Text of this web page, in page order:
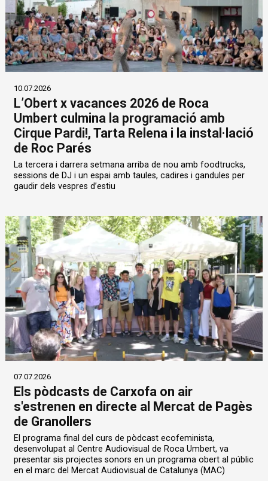
10.07.2026
L’Obert x vacances 2026 de Roca
Umbert culmina la programació amb
Cirque Pardi!, Tarta Relena i la instal·lació
de Roc Parés
La tercera i darrera setmana arriba de nou amb foodtrucks,
sessions de DJ i un espai amb taules, cadires i gandules per
gaudir dels vespres d’estiu
07.07.2026
Els pòdcasts de Carxofa on air
s'estrenen en directe al Mercat de Pagès
de Granollers
El programa final del curs de pòdcast ecofeminista,
desenvolupat al Centre Audiovisual de Roca Umbert, va
presentar sis projectes sonors en un programa obert al públic
en el marc del Mercat Audiovisual de Catalunya (MAC)